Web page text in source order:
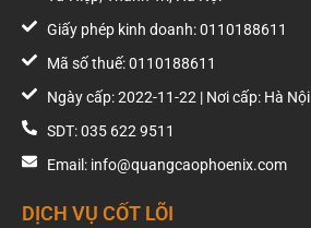
Giấy phép kinh doanh: 0110188611
Mã số thuế: 0110188611
Ngày cấp: 2022-11-22 | Nơi cấp: Hà Nội
SDT: 035 622 9511
Email: info@quangcaophoenix.com
DỊCH VỤ CỐT LÕI